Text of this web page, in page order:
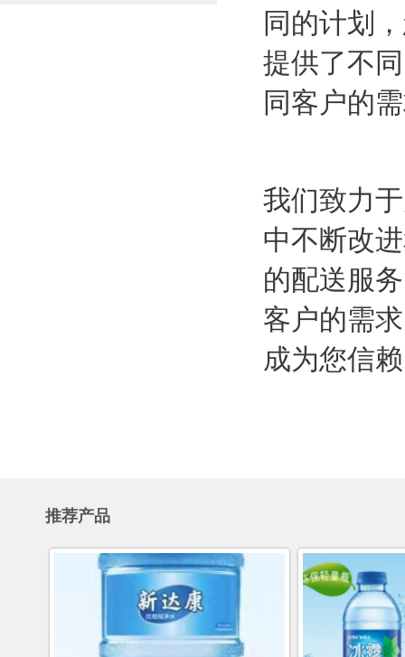
同的计划
提供了不
同客户的
我们致力
中不断改
的配送服
客户的需
成为您信
推荐产品